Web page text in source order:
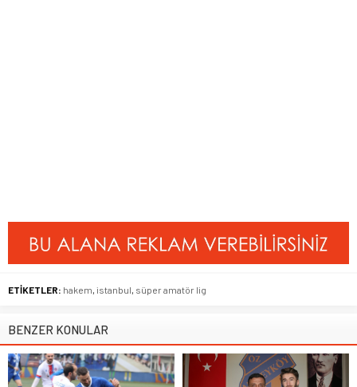
ETİKETLER: hakem istanbul süper amatör lig
BENZER KONULAR